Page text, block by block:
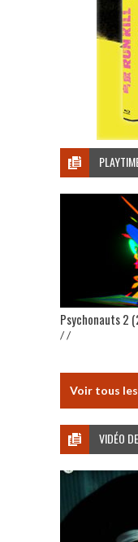
Psychonauts 2
/ /
Voir tous
VIDÉO